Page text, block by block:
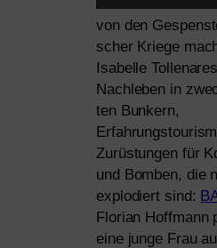
von den
scher Kriege
Isabelle
Nachleben in
ten Bunkern,
Zurüstungen für
und Bomben, die
explo­diert sind:
Florian Hoffmann
eine jun­ge Frau